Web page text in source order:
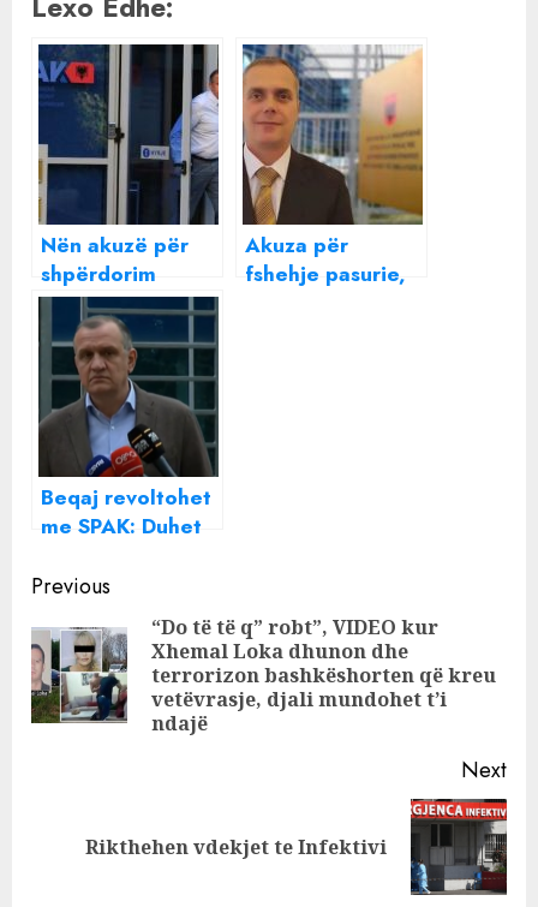
Nën akuzë për
shpërdorim
detyre, Ilir Beqaj
paraqitet në
SPAK
Akuza për
fshehje pasurie,
Beqaj revoltohet
me SPAK: Duhet
jam person në
hetim apo palë e
tretë
Continue
Reading
Previous
“Do të të q” robt”, VIDEO kur
Xhemal Loka dhunon dhe
terrorizon bashkëshorten që kreu
vetëvrasje, djali mundohet t’i
ndajë
Next
Rikthehen vdekjet te Infektivi